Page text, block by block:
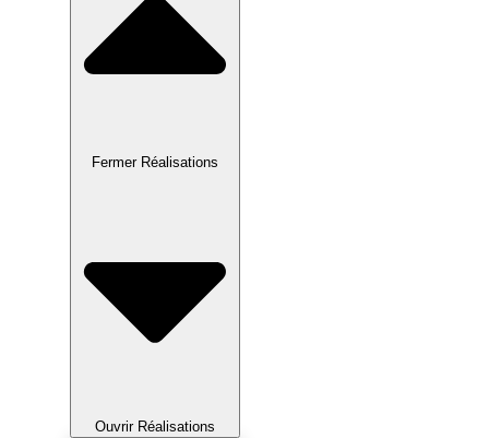
Fermer Réalisations
Ouvrir Réalisations